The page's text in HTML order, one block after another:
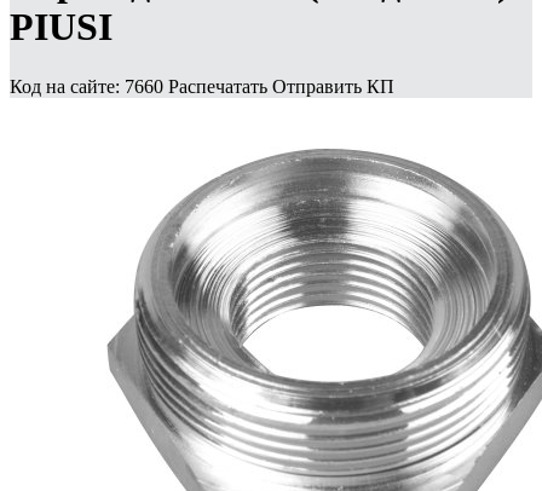
PIUSI
Код на сайте: 7660 Распечатать Отправить КП